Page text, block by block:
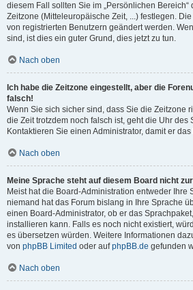
diesem Fall sollten Sie im „Persönlichen Bereich“
Zeitzone (Mitteleuropäische Zeit, ...) festlegen.
von registrierten Benutzern geändert werden.
sind, ist dies ein guter Grund, dies jetzt zu tun.
Nach oben
Ich habe die Zeitzone eingestellt, aber die
falsch!
Wenn Sie sich sicher sind, dass Sie die Zeitzone
die Zeit trotzdem noch falsch ist, geht die Uhr des
Kontaktieren Sie einen Administrator, damit er
Nach oben
Meine Sprache steht auf diesem Board nicht
Meist hat die Board-Administration entweder Ihre
niemand hat das Forum bislang in Ihre Sprache
einen Board-Administrator, ob er das
installieren kann. Falls es noch nicht existiert,
es übersetzen würden. Weitere Informationen
von phpBB Limited oder aufphpBB.de gefunden
Nach oben